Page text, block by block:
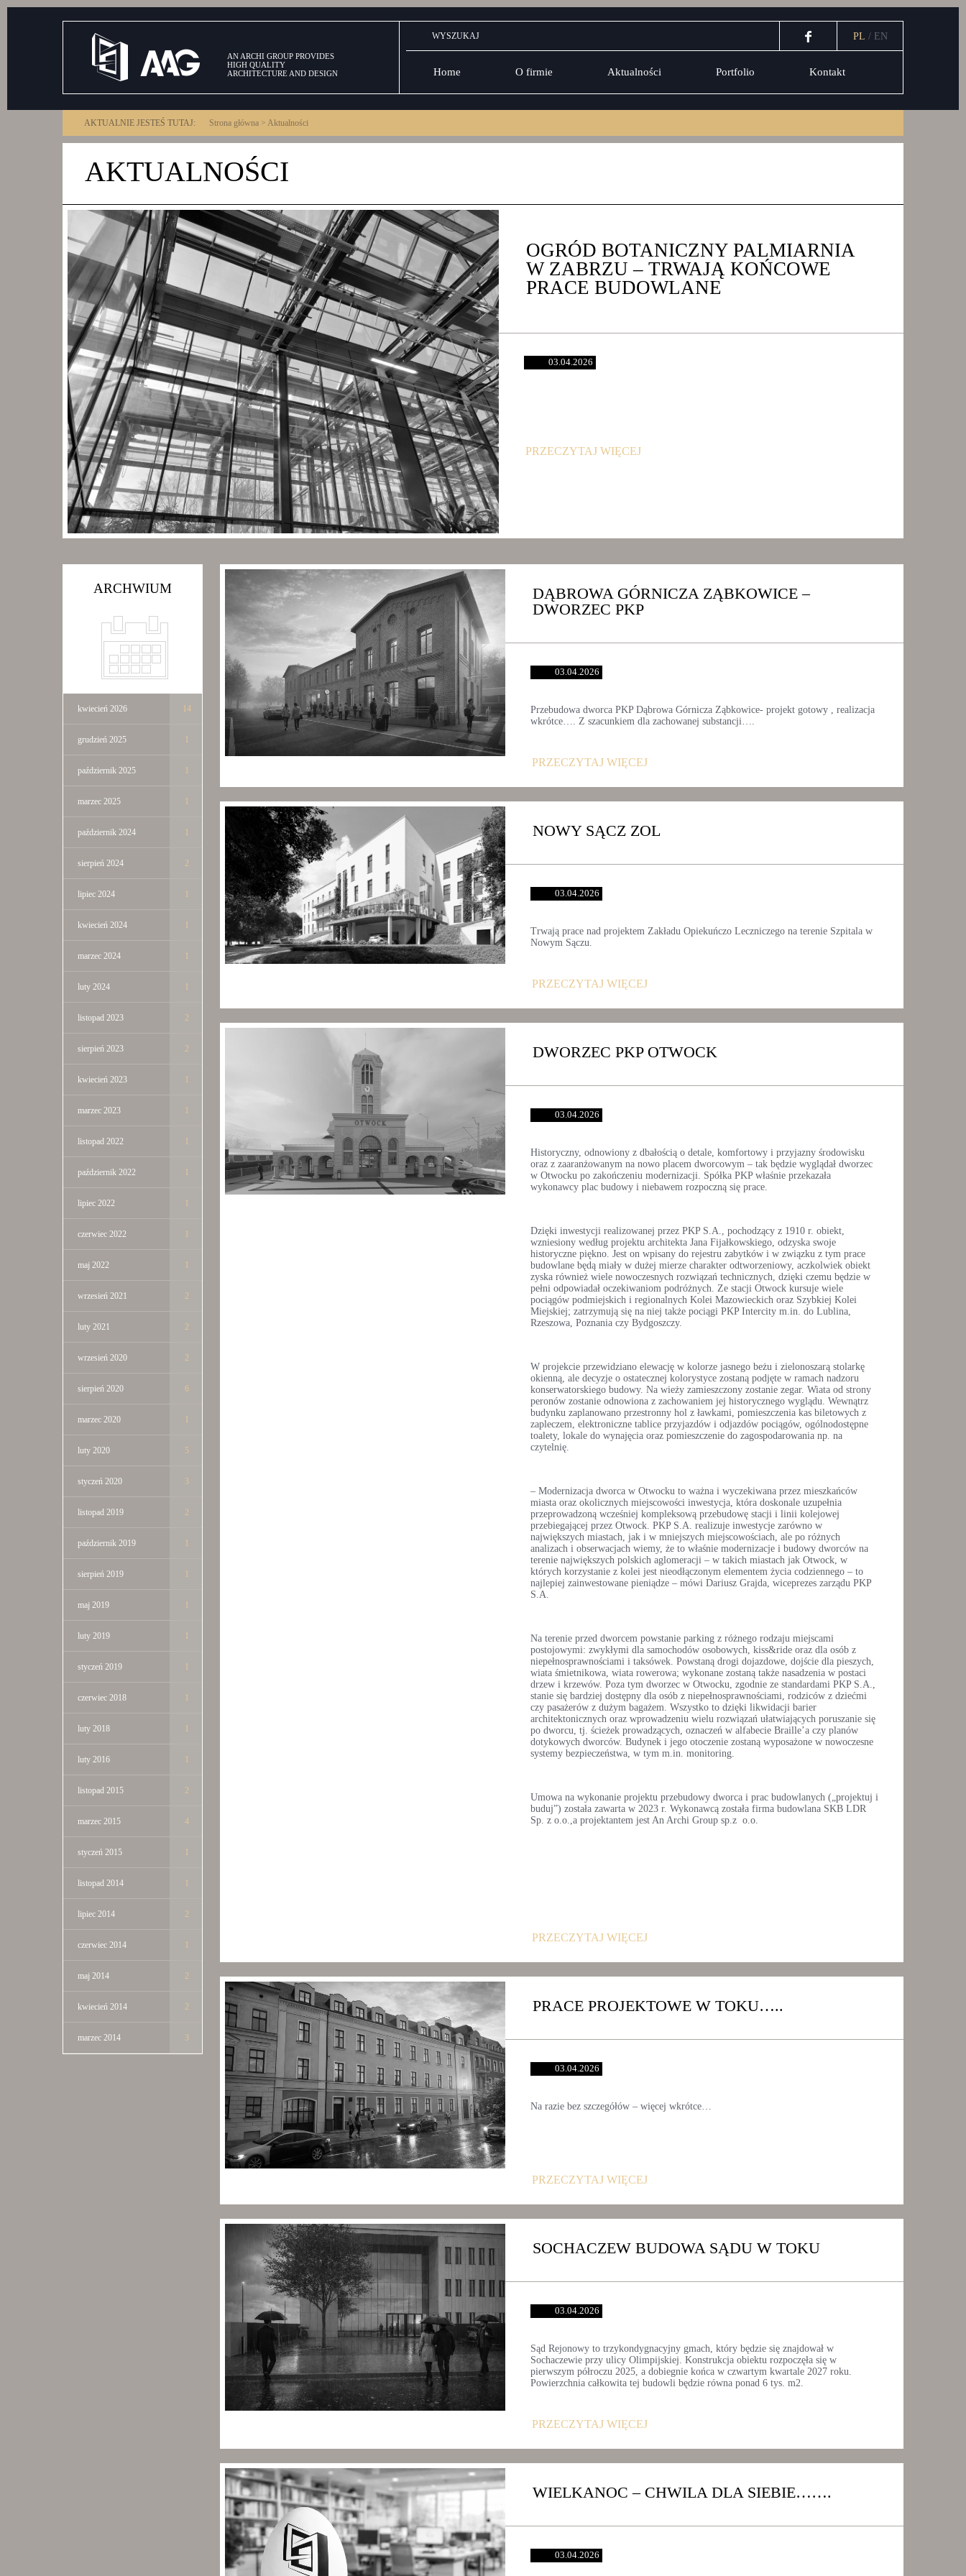
AN ARCHI GROUP PROVIDES
HIGH QUALITY
ARCHITECTURE AND DESIGN
PL / EN
Home O firmie Aktualności Portfolio Kontakt
AKTUALNIE JESTEŚ TUTAJ: Strona główna > Aktualności
AKTUALNOŚCI
OGRÓD BOTANICZNY PALMIARNIA
W ZABRZU – TRWAJĄ KOŃCOWE
PRACE BUDOWLANE
03.04.2026
PRZECZYTAJ WIĘCEJ
ARCHWIUM
kwiecień 2026 14
grudzień 2025 1
październik 2025 1
marzec 2025 1
październik 2024 1
sierpień 2024 2
lipiec 2024 1
kwiecień 2024 1
marzec 2024 1
luty 2024 1
listopad 2023 2
sierpień 2023 2
kwiecień 2023 1
marzec 2023 1
listopad 2022 1
październik 2022 1
lipiec 2022 1
czerwiec 2022 1
maj 2022 1
wrzesień 2021 2
luty 2021 2
wrzesień 2020 2
sierpień 2020 6
marzec 2020 1
luty 2020 5
styczeń 2020 3
listopad 2019 2
październik 2019 1
sierpień 2019 1
maj 2019 1
luty 2019 1
styczeń 2019 1
czerwiec 2018 1
luty 2018 1
luty 2016 1
listopad 2015 2
marzec 2015 4
styczeń 2015 1
listopad 2014 1
lipiec 2014 2
czerwiec 2014 1
maj 2014 2
kwiecień 2014 2
marzec 2014 3
DĄBROWA GÓRNICZA ZĄBKOWICE –
DWORZEC PKP
03.04.2026
Przebudowa dworca PKP Dąbrowa Górnicza Ząbkowice- projekt gotowy , realizacja
wkrótce…. Z szacunkiem dla zachowanej substancji….
PRZECZYTAJ WIĘCEJ
NOWY SĄCZ ZOL
03.04.2026
Trwają prace nad projektem Zakładu Opiekuńczo Leczniczego na terenie Szpitala w
Nowym Sączu.
PRZECZYTAJ WIĘCEJ
DWORZEC PKP OTWOCK
03.04.2026
Historyczny, odnowiony z dbałością o detale, komfortowy i przyjazny środowisku
oraz z zaaranżowanym na nowo placem dworcowym – tak będzie wyglądał dworzec
w Otwocku po zakończeniu modernizacji. Spółka PKP właśnie przekazała
wykonawcy plac budowy i niebawem rozpoczną się prace.
Dzięki inwestycji realizowanej przez PKP S.A., pochodzący z 1910 r. obiekt,
wzniesiony według projektu architekta Jana Fijałkowskiego, odzyska swoje
historyczne piękno. Jest on wpisany do rejestru zabytków i w związku z tym prace
budowlane będą miały w dużej mierze charakter odtworzeniowy, aczkolwiek obiekt
zyska również wiele nowoczesnych rozwiązań technicznych, dzięki czemu będzie w
pełni odpowiadał oczekiwaniom podróżnych. Ze stacji Otwock kursuje wiele
pociągów podmiejskich i regionalnych Kolei Mazowieckich oraz Szybkiej Kolei
Miejskiej; zatrzymują się na niej także pociągi PKP Intercity m.in. do Lublina,
Rzeszowa, Poznania czy Bydgoszczy.
W projekcie przewidziano elewację w kolorze jasnego beżu i zielonoszarą stolarkę
okienną, ale decyzje o ostatecznej kolorystyce zostaną podjęte w ramach nadzoru
konserwatorskiego budowy. Na wieży zamieszczony zostanie zegar. Wiata od strony
peronów zostanie odnowiona z zachowaniem jej historycznego wyglądu. Wewnątrz
budynku zaplanowano przestronny hol z ławkami, pomieszczenia kas biletowych z
zapleczem, elektroniczne tablice przyjazdów i odjazdów pociągów, ogólnodostępne
toalety, lokale do wynajęcia oraz pomieszczenie do zagospodarowania np. na
czytelnię.
– Modernizacja dworca w Otwocku to ważna i wyczekiwana przez mieszkańców
miasta oraz okolicznych miejscowości inwestycja, która doskonale uzupełnia
przeprowadzoną wcześniej kompleksową przebudowę stacji i linii kolejowej
przebiegającej przez Otwock. PKP S.A. realizuje inwestycje zarówno w
największych miastach, jak i w mniejszych miejscowościach, ale po różnych
analizach i obserwacjach wiemy, że to właśnie modernizacje i budowy dworców na
terenie największych polskich aglomeracji – w takich miastach jak Otwock, w
których korzystanie z kolei jest nieodłączonym elementem życia codziennego – to
najlepiej zainwestowane pieniądze – mówi Dariusz Grajda, wiceprezes zarządu PKP
S.A.
Na terenie przed dworcem powstanie parking z różnego rodzaju miejscami
postojowymi: zwykłymi dla samochodów osobowych, kiss&ride oraz dla osób z
niepełnosprawnościami i taksówek. Powstaną drogi dojazdowe, dojście dla pieszych,
wiata śmietnikowa, wiata rowerowa; wykonane zostaną także nasadzenia w postaci
drzew i krzewów. Poza tym dworzec w Otwocku, zgodnie ze standardami PKP S.A.,
stanie się bardziej dostępny dla osób z niepełnosprawnościami, rodziców z dziećmi
czy pasażerów z dużym bagażem. Wszystko to dzięki likwidacji barier
architektonicznych oraz wprowadzeniu wielu rozwiązań ułatwiających poruszanie się
po dworcu, tj. ścieżek prowadzących, oznaczeń w alfabecie Braille’a czy planów
dotykowych dworców. Budynek i jego otoczenie zostaną wyposażone w nowoczesne
systemy bezpieczeństwa, w tym m.in. monitoring.
Umowa na wykonanie projektu przebudowy dworca i prac budowlanych („projektuj i
buduj”) została zawarta w 2023 r. Wykonawcą została firma budowlana SKB LDR
Sp. z o.o.,a projektantem jest An Archi Group sp.z o.o.
PRZECZYTAJ WIĘCEJ
PRACE PROJEKTOWE W TOKU…..
03.04.2026
Na razie bez szczegółów – więcej wkrótce…
PRZECZYTAJ WIĘCEJ
SOCHACZEW BUDOWA SĄDU W TOKU
03.04.2026
Sąd Rejonowy to trzykondygnacyjny gmach, który będzie się znajdował w
Sochaczewie przy ulicy Olimpijskiej. Konstrukcja obiektu rozpoczęła się w
pierwszym półroczu 2025, a dobiegnie końca w czwartym kwartale 2027 roku.
Powierzchnia całkowita tej budowli będzie równa ponad 6 tys. m2.
PRZECZYTAJ WIĘCEJ
WIELKANOC – CHWILA DLA SIEBIE…….
03.04.2026